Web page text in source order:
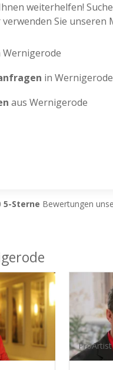
weiterhelfen!
Sie unseren
Wernigerode
in Wernigerode
aus Wernigerode
5-Sterne Bewertungen
ProArtist